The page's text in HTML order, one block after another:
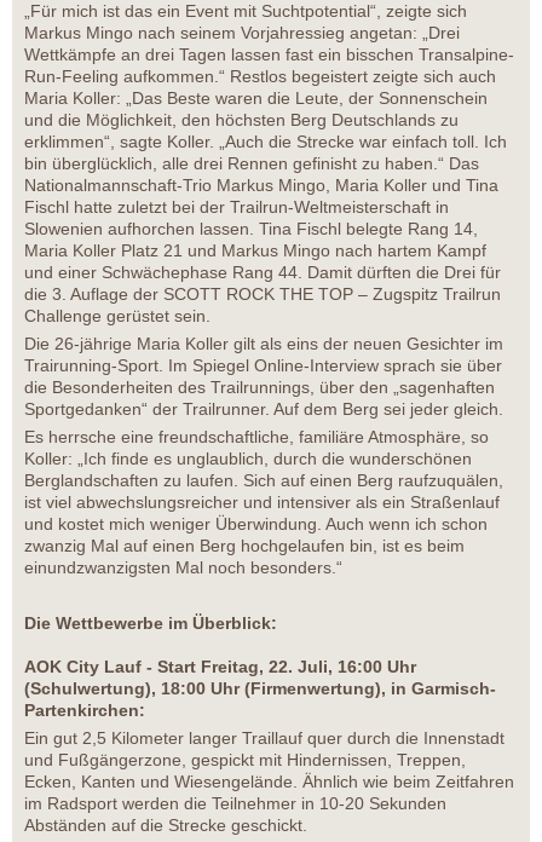
„Für mich ist das ein Event mit Suchtpotential“, zeigte sich
Markus Mingo nach seinem Vorjahressieg angetan: „Drei
Wettkämpfe an drei Tagen lassen fast ein bisschen Transalpine-
Run-Feeling aufkommen.“ Restlos begeistert zeigte sich auch
Maria Koller: „Das Beste waren die Leute, der Sonnenschein
und die Möglichkeit, den höchsten Berg Deutschlands zu
erklimmen“, sagte Koller. „Auch die Strecke war einfach toll. Ich
bin überglücklich, alle drei Rennen gefinisht zu haben.“ Das
Nationalmannschaft-Trio Markus Mingo, Maria Koller und Tina
Fischl hatte zuletzt bei der Trailrun-Weltmeisterschaft in
Slowenien aufhorchen lassen. Tina Fischl belegte Rang 14,
Maria Koller Platz 21 und Markus Mingo nach hartem Kampf
und einer Schwächephase Rang 44. Damit dürften die Drei für
die 3. Auflage der SCOTT ROCK THE TOP – Zugspitz Trailrun
Challenge gerüstet sein.
Die 26-jährige Maria Koller gilt als eins der neuen Gesichter im
Trairunning-Sport. Im Spiegel Online-Interview sprach sie über
die Besonderheiten des Trailrunnings, über den „sagenhaften
Sportgedanken“ der Trailrunner. Auf dem Berg sei jeder gleich.
Es herrsche eine freundschaftliche, familiäre Atmosphäre, so
Koller: „Ich finde es unglaublich, durch die wunderschönen
Berglandschaften zu laufen. Sich auf einen Berg raufzuquälen,
ist viel abwechslungsreicher und intensiver als ein Straßenlauf
und kostet mich weniger Überwindung. Auch wenn ich schon
zwanzig Mal auf einen Berg hochgelaufen bin, ist es beim
einundzwanzigsten Mal noch besonders.“
Die Wettbewerbe im Überblick:
AOK City Lauf - Start Freitag, 22. Juli, 16:00 Uhr
(Schulwertung), 18:00 Uhr (Firmenwertung), in Garmisch-
Partenkirchen:
Ein gut 2,5 Kilometer langer Traillauf quer durch die Innenstadt
und Fußgängerzone, gespickt mit Hindernissen, Treppen,
Ecken, Kanten und Wiesengelände. Ähnlich wie beim Zeitfahren
im Radsport werden die Teilnehmer in 10-20 Sekunden
Abständen auf die Strecke geschickt.